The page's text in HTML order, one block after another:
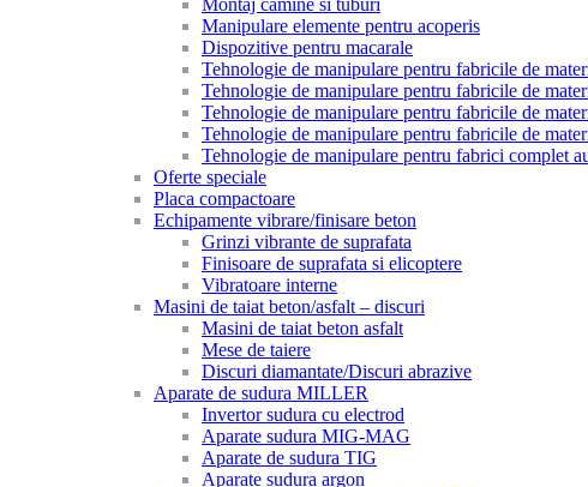
Montaj camine si tuburi
Manipulare elemente pentru acoperis
Dispozitive pentru macarale
Tehnologie de manipulare pentru fabricile de
Tehnologie de manipulare pentru fabricile de
Tehnologie de manipulare pentru fabricile de
Tehnologie de manipulare pentru fabricile de
Tehnologie de manipulare pentru fabrici complet
Oferte speciale
Placa compactoare
Echipamente vibrare/finisare beton
Grinzi vibrante de suprafata
Finisoare de suprafata si elicoptere
Vibratoare interne
Masini de taiat beton/asfalt – discuri
Masini de taiat beton asfalt
Mese de taiere
Discuri diamantate/Discuri abrazive
Aparate de sudura MILLER
Invertor sudura cu electrod
Aparate sudura MIG-MAG
Aparate de sudura TIG
Aparate sudura argon